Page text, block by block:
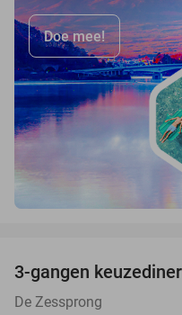
Doe mee!
3-gangen
De Zessprong